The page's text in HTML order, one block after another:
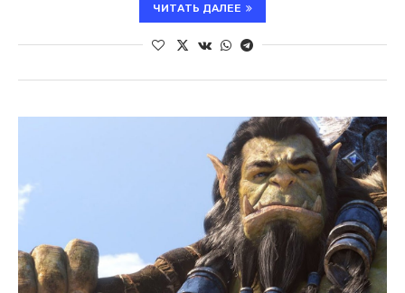
ЧИТАТЬ ДАЛЕЕ